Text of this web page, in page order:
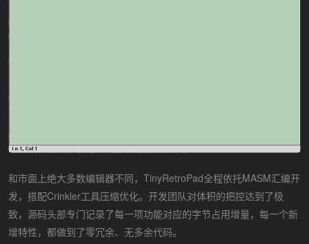
和市面上绝大多数编辑器不同，TinyRetroPad全程依托MASM汇编开
发，搭配Crinkler工具压缩优化。开发团队对体积的把控达到了极
致，源码头部专门记录了每一项功能对应的字节占用增量，每一个新
增特性，都做到了零冗余、无多余代码。